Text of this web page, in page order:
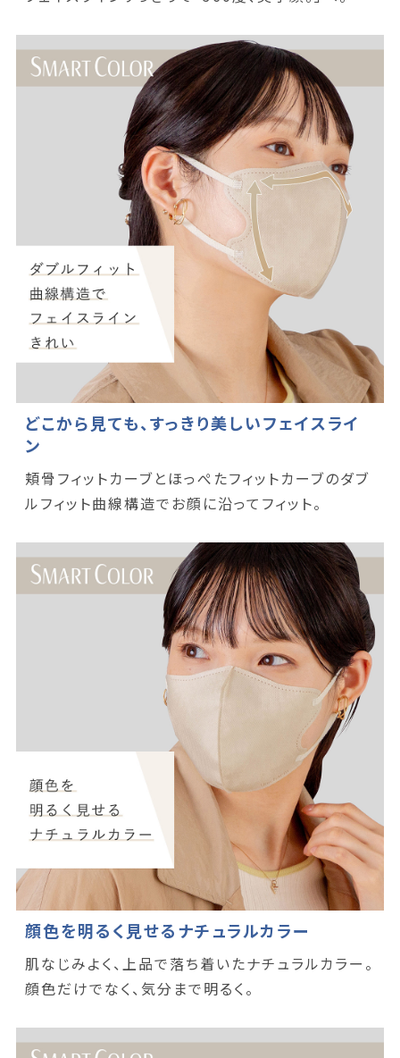
どこから見ても、すっきり美しいフェイスライ
ン
頬骨フィットカーブとほっぺたフィットカーブのダブ
ルフィット曲線構造でお顔に沿ってフィット。
顔色を明るく見せるナチュラルカラー
肌なじみよく、上品で落ち着いたナチュラルカラー。
顔色だけでなく、気分まで明るく。